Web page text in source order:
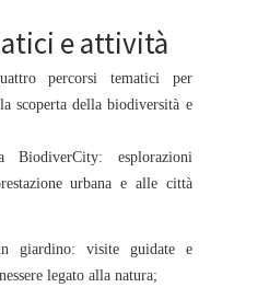
e attività
percorsi tematici per
scoperta della biodiversità e
BiodiverCity: esplorazioni
urbana e alle città
giardino: visite guidate e
legato alla natura;